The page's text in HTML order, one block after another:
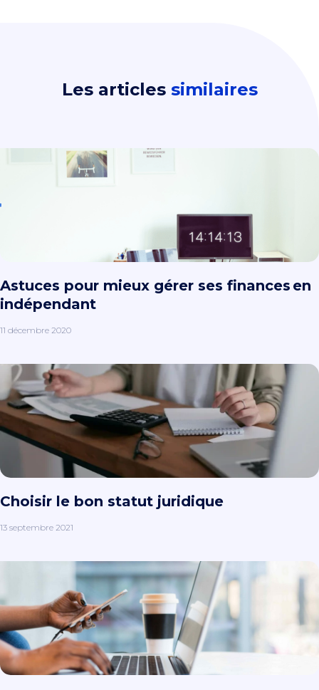
Les articles similaires
Astuces pour mieux gérer ses finances en
indépendant
11 décembre 2020
Choisir le bon statut juridique
13 septembre 2021